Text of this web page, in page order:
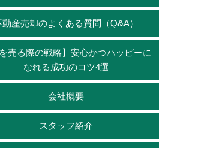
動産売却のよくある質問（Q&A）
を売る際の戦略】安心かつハッピーに
なれる成功のコツ4選
会社概要
スタッフ紹介